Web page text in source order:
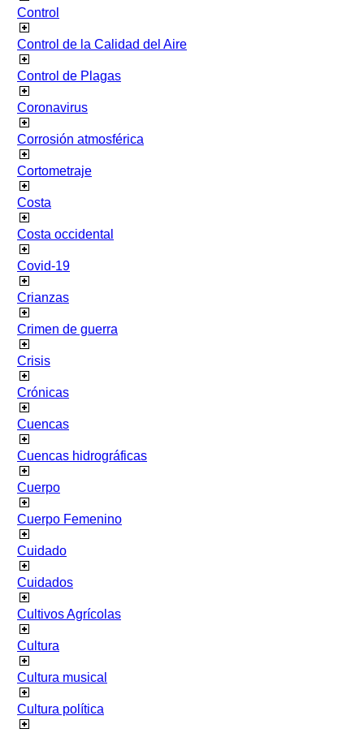
Control
Control de la Calidad del Aire
Control de Plagas
Coronavirus
Corrosión atmosférica
Cortometraje
Costa
Costa occidental
Covid-19
Crianzas
Crimen de guerra
Crisis
Crónicas
Cuencas
Cuencas hidrográficas
Cuerpo
Cuerpo Femenino
Cuidado
Cuidados
Cultivos Agrícolas
Cultura
Cultura musical
Cultura política